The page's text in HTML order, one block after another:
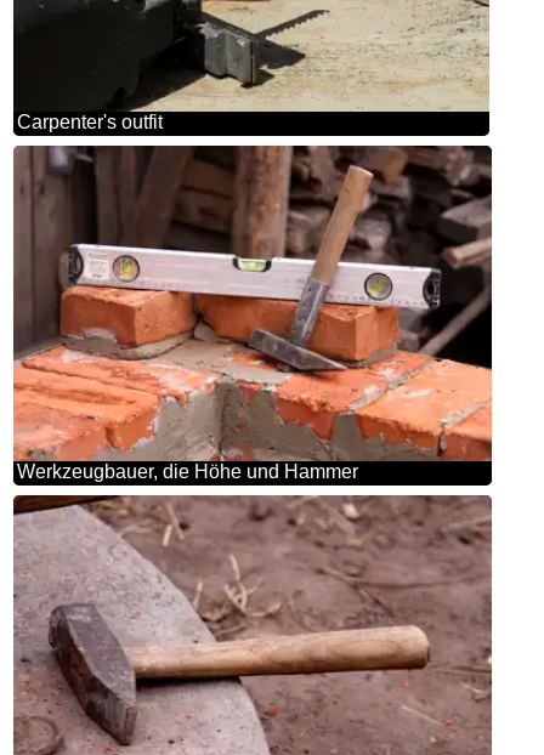
Carpenter's outfit
Werkzeugbauer, die Höhe und Hammer